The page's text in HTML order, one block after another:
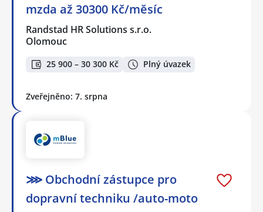
mzda až 30300 Kč/měsíc
Randstad HR Solutions s.r.o.
Olomouc
25 900 – 30 300 Kč Plný úvazek
Zveřejněno: 7. srpna
⋙ Obchodní zástupce pro
dopravní techniku /auto-moto